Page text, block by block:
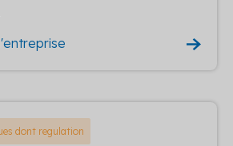
dont regulation